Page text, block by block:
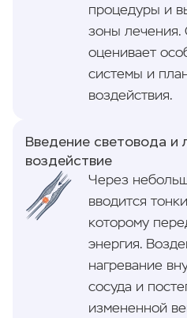
процедуры и
зоны лечения.
оценивает
системы и
воздействия.
Введение световода и
воздействие
Через
вводится
которому
энергия.
нагревание
сосуда и
измененной